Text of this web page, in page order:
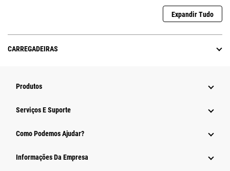
Expandir Tudo
CARREGADEIRAS
Produtos
Serviços E Suporte
Como Podemos Ajudar?
Informações Da Empresa